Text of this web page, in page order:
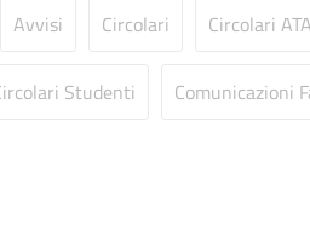
Avvisi Circolari Circolari ATA
Studenti Comunicazioni